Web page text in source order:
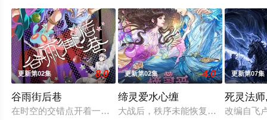
更新第02集 8.0
谷雨街后巷
在时空的交错点开着一间酒馆——谷雨街后巷。 无论城市的角落
更新第02集 4.0
缔灵爱水心缠
大战后，秩序未能恢复，世界陷入
更新第07集
死灵法
改编自飞